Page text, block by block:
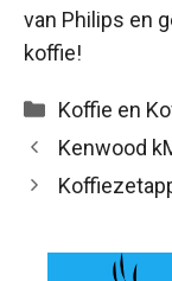
van Philips en
koffie!
Categorieën
Koffie en
Kenwood